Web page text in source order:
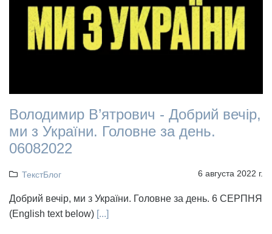
Володимир В’ятрович - Добрий вечір,
ми з України. Головне за день.
06082022
ТекстБлог 6 августа 2022 г.
Добрий вечір, ми з України. Головне за день. 6 СЕРПНЯ
(English text below) [...]